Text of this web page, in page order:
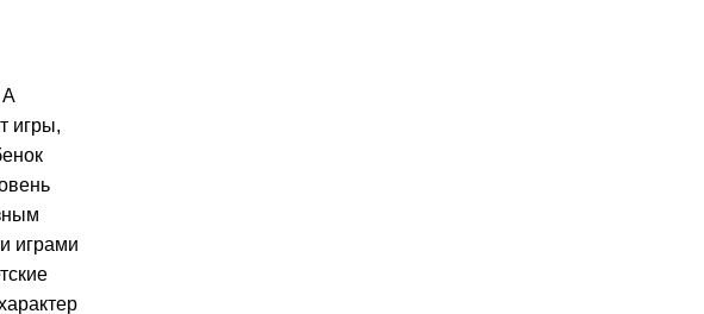
А
игры,
играми